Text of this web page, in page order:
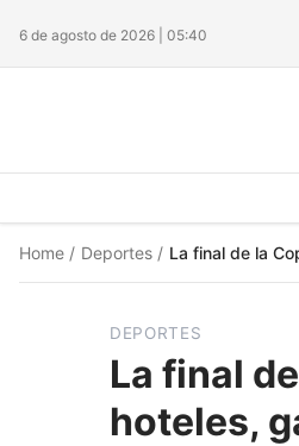
6 de agosto de 2026 | 05:40
Home / Deportes / La final de la
DEPORTES
La final
hoteles,